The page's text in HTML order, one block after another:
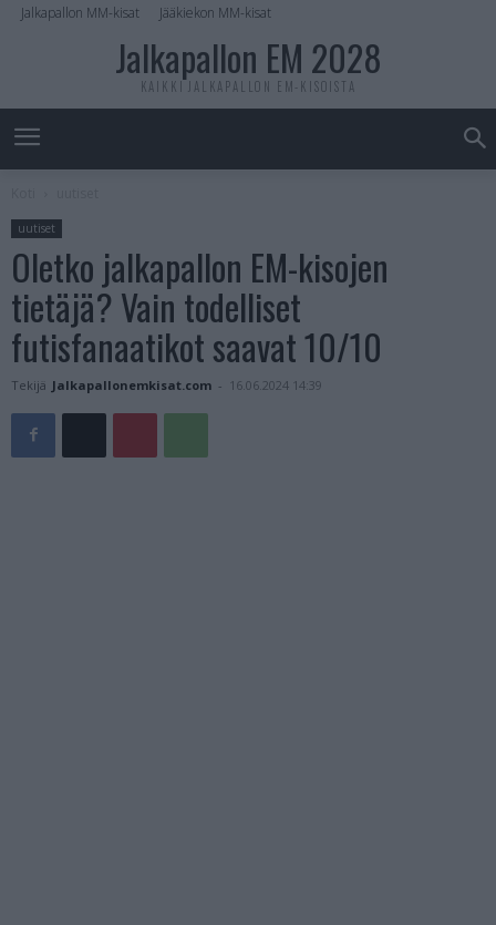
Jalkapallon MM-kisat Jääkiekon MM-kisat
Jalkapallon EM 2028
KAIKKI JALKAPALLON EM-KISOISTA
uutiset
Oletko jalkapallon EM-kisojen
tietäjä? Vain todelliset
futisfanaatikot saavat 10/10
Tekijä Jalkapallonemkisat.com - 16.06.2024 14:39